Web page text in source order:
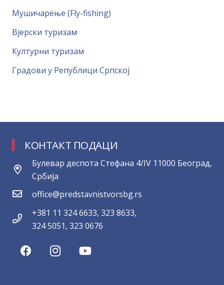
Мушичарење (Fly-fishing)
Вјерски туризам
Културни туризам
Градови у Републици Српској
КОНТАКТ ПОДАЦИ
Булевар деспота Стефана 4/IV 11000 Београд,
Србија
office@predstavnistvorsbg.rs
+381 11 324 6633, 323 8633,
324 5051, 323 0676